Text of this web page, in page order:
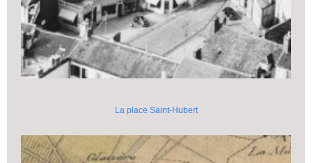
La place Saint-Hubert